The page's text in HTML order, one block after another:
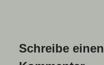
Schreibe einen